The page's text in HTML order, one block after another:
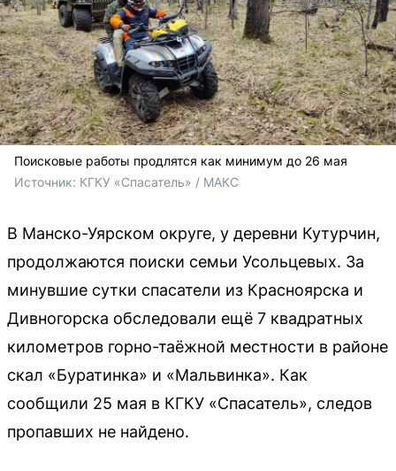
Поисковые работы продлятся как минимум до 26 мая
Источник: КГКУ «Спасатель» / МАКС
В Манско-Уярском округе, у деревни Кутурчин,
продолжаются поиски семьи Усольцевых. За
минувшие сутки спасатели из Красноярска и
Дивногорска обследовали ещё 7 квадратных
километров горно-таёжной местности в районе
скал «Буратинка» и «Мальвинка». Как
сообщили 25 мая в КГКУ «Спасатель», следов
пропавших не найдено.